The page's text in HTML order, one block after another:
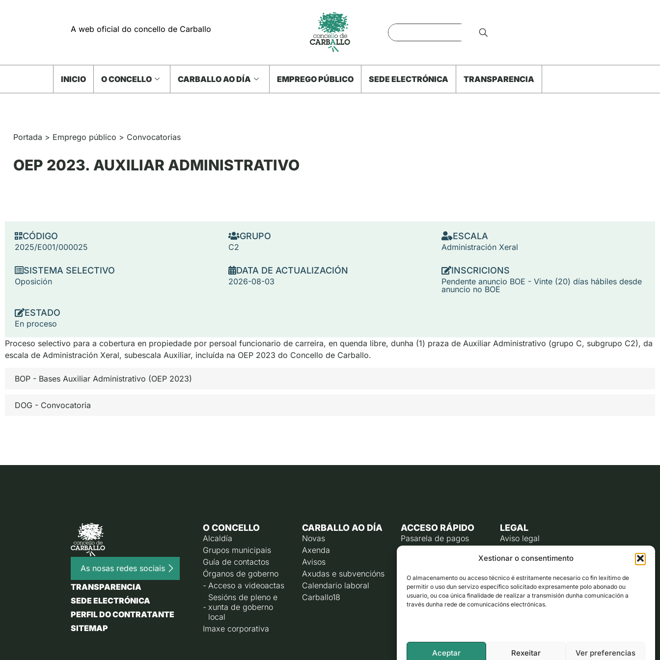
Xestionar o consentimento
O almacenamento ou acceso técnico é estritamente necesario co fin lexítimo de
permitir o uso dun servizo específico solicitado expresamente polo abonado ou
usuario, ou coa única finalidade de realizar a transmisión dunha comunicación a
través dunha rede de comunicacións electrónicas.
Aceptar Rexeitar Ver preferencias
A web oficial do concello de Carballo
INICIO O CONCELLO CARBALLO AO DÍA EMPREGO PÚBLICO SEDE ELECTRÓNICA TRANSPARENCIA
Portada > Emprego público > Convocatorias
OEP 2023. AUXILIAR ADMINISTRATIVO
CÓDIGO
2025/E001/000025
GRUPO
C2
ESCALA
Administración Xeral
SISTEMA SELECTIVO
Oposición
DATA DE ACTUALIZACIÓN
2026-08-03
INSCRICIONS
Pendente anuncio BOE - Vinte (20) días hábiles desde
anuncio no BOE
ESTADO
En proceso
Proceso selectivo para a cobertura en propiedade por persoal funcionario de carreira, en quenda libre, dunha (1) praza de Auxiliar Administrativo (grupo C, subgrupo C2), da
escala de Administración Xeral, subescala Auxiliar, incluída na OEP 2023 do Concello de Carballo.
BOP - Bases Auxiliar Administrativo (OEP 2023)
DOG - Convocatoria
As nosas redes sociais
TRANSPARENCIA
SEDE ELECTRÓNICA
PERFIL DO CONTRATANTE
SITEMAP
O CONCELLO
Alcaldía
Grupos municipais
Guía de contactos
Órganos de goberno
Acceso a videoactas
Sesións de pleno e
xunta de goberno
local
Imaxe corporativa
CARBALLO AO DÍA
Novas
Axenda
Avisos
Axudas e subvencións
Calendario laboral
Carballo18
ACCESO RÁPIDO
Pasarela de pagos
Rexistro electrónico
Liña directa co alcalde
Corporación municipal
LEGAL
Aviso legal
Política de cookies (UE)